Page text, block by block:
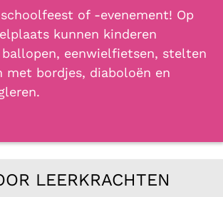
of -evenement! Op
kunnen kinderen
ballopen, eenwielfietsen, stelten
met bordjes, diaboloën en
LEERKRACHTEN